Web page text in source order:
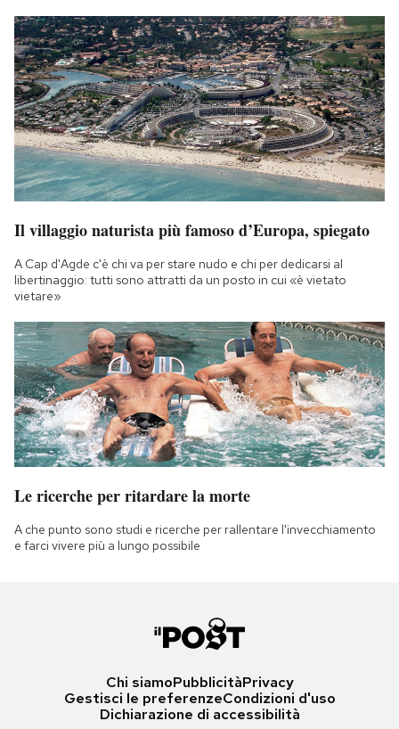
Il villaggio naturista più famoso d’Europa, spiegato
A Cap d'Agde c'è chi va per stare nudo e chi per dedicarsi al
libertinaggio: tutti sono attratti da un posto in cui «è vietato
vietare»
Le ricerche per ritardare la morte
A che punto sono studi e ricerche per rallentare l'invecchiamento
e farci vivere più a lungo possibile
Chi siamoPubblicitàPrivacy
Gestisci le preferenzeCondizioni d'uso
Dichiarazione di accessibilità